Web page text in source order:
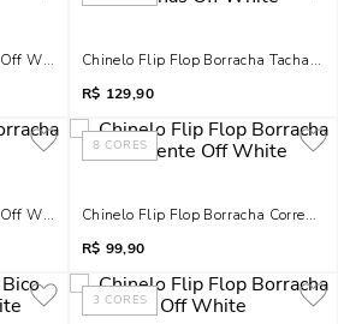
White
Chinelo Flip Flop Borracha Tachas
R$ 129,90
White
8 CORES
Chinelo Flip Flop Borracha Corrente
R$ 99,90
3 CORES